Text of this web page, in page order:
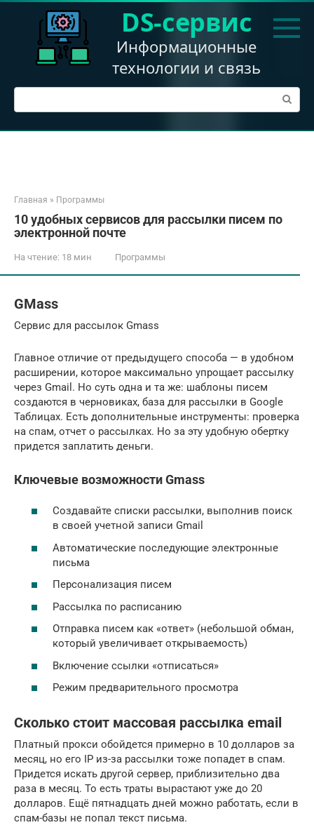
Перейти
DS-сервис
Информационные
технологии и связь
Поиск:
Главная » Программы
10 удобных сервисов для рассылки писем по
электронной почте
На чтение: 18 мин Программы
GMass
Сервис для рассылок Gmass
Главное отличие от предыдущего способа — в удобном
расширении, которое максимально упрощает рассылку
через Gmail. Но суть одна и та же: шаблоны писем
создаются в черновиках, база для рассылки в Google
Таблицах. Есть дополнительные инструменты: проверка
на спам, отчет о рассылках. Но за эту удобную обертку
придется заплатить деньги.
Ключевые возможности Gmass
Создавайте списки рассылки, выполнив поиск
в своей учетной записи Gmail
Автоматические последующие электронные
письма
Персонализация писем
Рассылка по расписанию
Отправка писем как «ответ» (небольшой обман,
который увеличивает открываемость)
Включение ссылки «отписаться»
Режим предварительного просмотра
Сколько стоит массовая рассылка email
Платный прокси обойдется примерно в 10 долларов за
месяц, но его IP из-за рассылки тоже попадет в спам.
Придется искать другой сервер, приблизительно два
раза в месяц. То есть траты вырастают уже до 20
долларов. Ещё пятнадцать дней можно работать, если в
спам-базы не попал текст письма.